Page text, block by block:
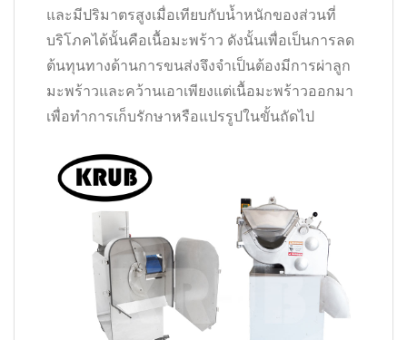
และมีปริมาตรสูงเมื่อเทียบกับน้ำหนักของส่วนที่
บริโภคได้นั้นคือเนื้อมะพร้าว ดังนั้นเพื่อเป็นการลด
ต้นทุนทางด้านการขนส่งจึงจำเป็นต้องมีการผ่าลูก
มะพร้าวและคว้านเอาเพียงแต่เนื้อมะพร้าวออกมา
เพื่อทำการเก็บรักษาหรือแปรรูปในขั้นถัดไป